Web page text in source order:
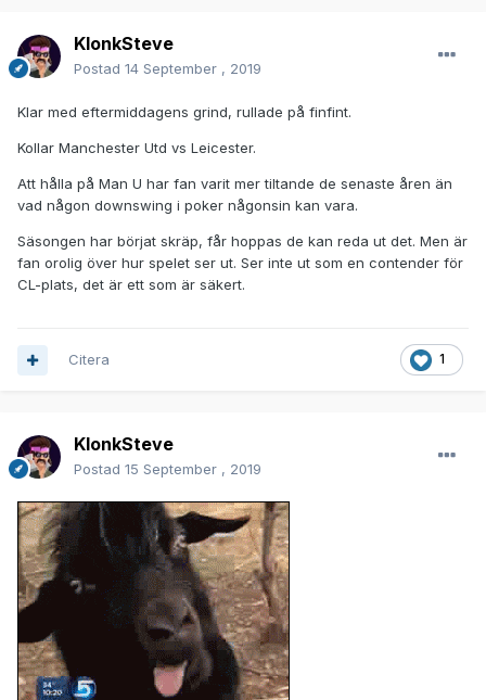
KlonkSteve
Postad 14 September , 2019
Klar med eftermiddagens grind, rullade på finfint.
Kollar Manchester Utd vs Leicester.
Att hålla på Man U har fan varit mer tiltande de senaste åren än
vad någon downswing i poker någonsin kan vara.
Säsongen har börjat skräp, får hoppas de kan reda ut det. Men är
fan orolig över hur spelet ser ut. Ser inte ut som en contender för
CL-plats, det är ett som är säkert.
1
Citera
KlonkSteve
Postad 15 September , 2019